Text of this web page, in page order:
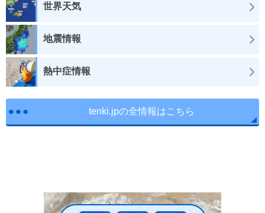
世界天気
地震情報
熱中症情報
tenki.jpの全情報はこちら